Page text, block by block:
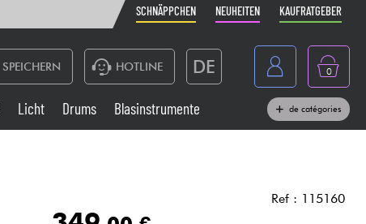
SCHNÄPPCHEN NEUHEITEN KAUFRATGEBER
SPEICHERN HOTLINE DE
Belgique
0
Licht Drums Blasinstrumente de catégories
Ref : 115160